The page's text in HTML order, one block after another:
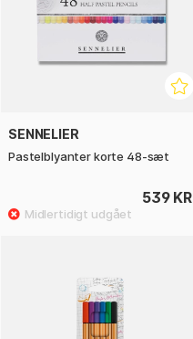
SENNELIER
Pastelblyanter korte 48‑sæt
539 KR